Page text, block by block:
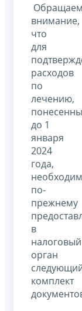
Обращаем
внимание,
что
для
расходов
по
лечению,
до 1
января
2024
года,
по-
прежнему
в
налоговый
орган
комплект